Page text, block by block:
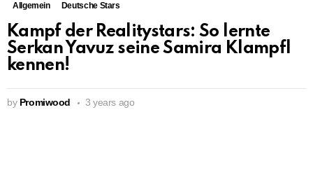
Allgemein Deutsche Stars
Kampf der Realitystars: So lernte
Serkan Yavuz seine Samira Klampfl
kennen!
by Promiwood 3 years ago